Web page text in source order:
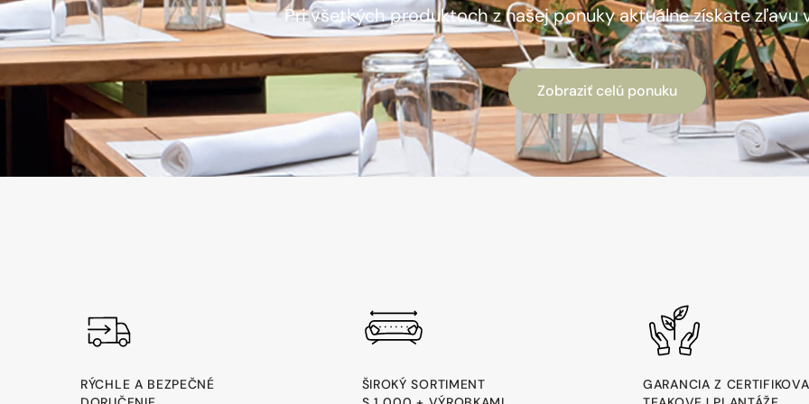
Pri všetkých produktoch z našej ponuky aktuálne získate zľavu
Zobraziť celú ponuku
RÝCHLE A BEZPEČNÉ
ŠIROKÝ SORTIMENT
GARANCIA Z